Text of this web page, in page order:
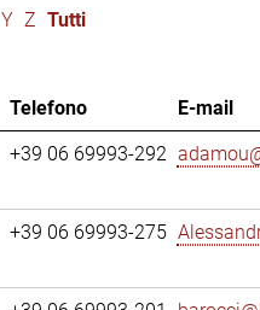
Y Z Tutti
Telefono
E-mail
+39 06 69993-292
+39 06 69993-275